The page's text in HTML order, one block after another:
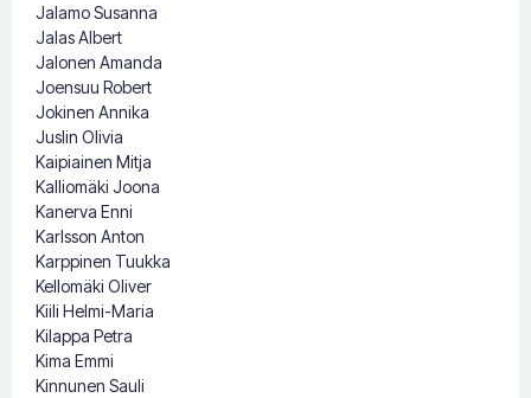
Jalamo Susanna
Jalas Albert
Jalonen Amanda
Joensuu Robert
Jokinen Annika
Juslin Olivia
Kaipiainen Mitja
Kalliomäki Joona
Kanerva Enni
Karlsson Anton
Karppinen Tuukka
Kellomäki Oliver
Kiili Helmi-Maria
Kilappa Petra
Kima Emmi
Kinnunen Sauli